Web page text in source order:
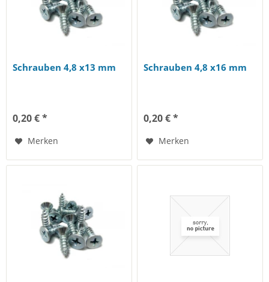
Schrauben 4,8 x13 mm
0,20 € *
Merken
Schrauben 4,8 x16 mm
0,20 € *
Merken